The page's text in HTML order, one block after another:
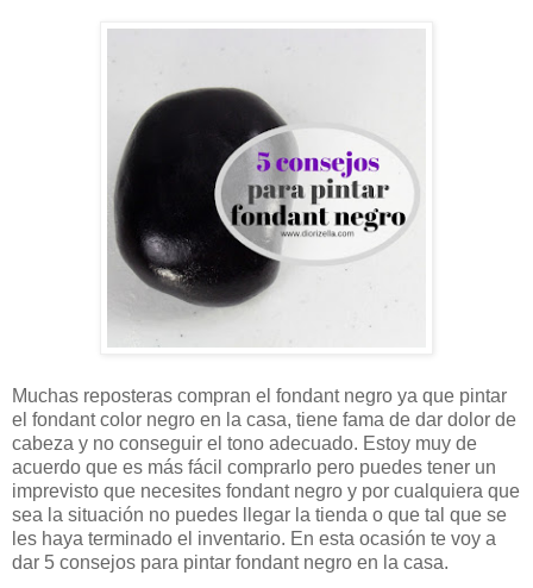
Muchas reposteras compran el fondant negro ya que pintar
el fondant color negro en la casa, tiene fama de dar dolor de
cabeza y no conseguir el tono adecuado. Estoy muy de
acuerdo que es más fácil comprarlo pero puedes tener un
imprevisto que necesites fondant negro y por cualquiera que
sea la situación no puedes llegar la tienda o que tal que se
les haya terminado el inventario. En esta ocasión te voy a
dar 5 consejos para pintar fondant negro en la casa.